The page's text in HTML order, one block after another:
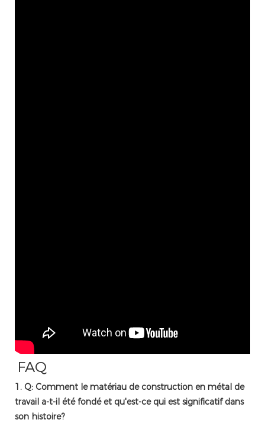
FAQ
1. Q: Comment le matériau de construction en métal de
travail a-t-il été fondé et qu'est-ce qui est significatif dans
son histoire?